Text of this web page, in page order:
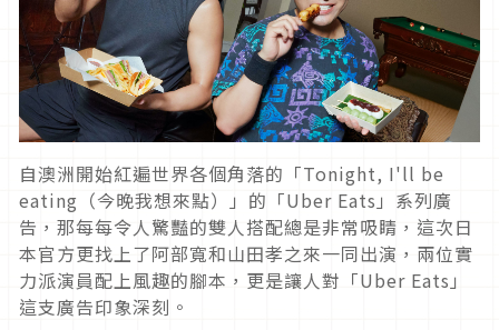
自澳洲開始紅遍世界各個角落的「Tonight, I'll be
eating（今晚我想來點）」的「Uber Eats」系列廣
告，那每每令人驚豔的雙人搭配總是非常吸睛，這次日
本官方更找上了阿部寬和山田孝之來一同出演，兩位實
力派演員配上風趣的腳本，更是讓人對「Uber Eats」
這支廣告印象深刻。